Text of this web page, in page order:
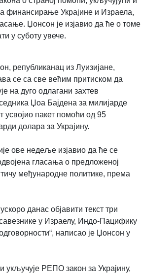
финансирање Украјине и Израела,
Џонсон је изјавио да ће о томе
у суботу увече.
републиканац из Луизијане,
се са све већим притиском да
на дуго одлагани захтев
Џоа Бајдена за милијарде
пакет помоћи од 95
долара за Украјину.
ове недеље изјавио да ће се
гласањa о предложеној
тичу међународне политике, према
данас објавити текст три
у Израелу, Индо-Пацифику
написао је Џонсон у
укључује РЕПО закон за Украјину,